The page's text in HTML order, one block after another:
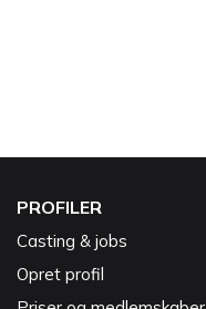
PROFILER
Casting & jobs
Opret profil